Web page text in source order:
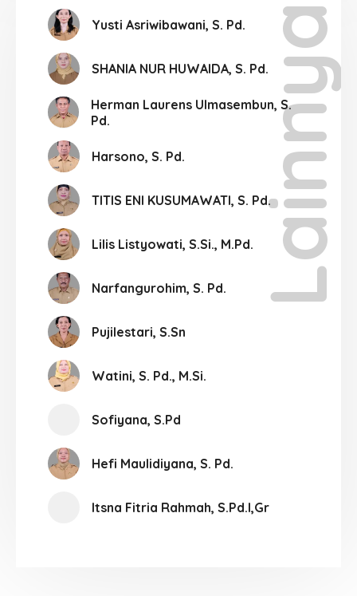
Lainnya
Yusti Asriwibawani, S. Pd.
SHANIA NUR HUWAIDA, S. Pd.
Herman Laurens Ulmasembun, S.
Pd.
Harsono, S. Pd.
TITIS ENI KUSUMAWATI, S. Pd.
Lilis Listyowati, S.Si., M.Pd.
Narfangurohim, S. Pd.
Pujilestari, S.Sn
Watini, S. Pd., M.Si.
Sofiyana, S.Pd
Hefi Maulidiyana, S. Pd.
Itsna Fitria Rahmah, S.Pd.I,Gr